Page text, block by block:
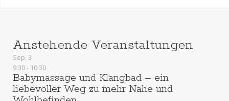
Anstehende Veranstaltungen
Sep. 3
9:30- 10:30
Babymassage und Klangbad – ein
liebevoller Weg zu mehr Nähe und